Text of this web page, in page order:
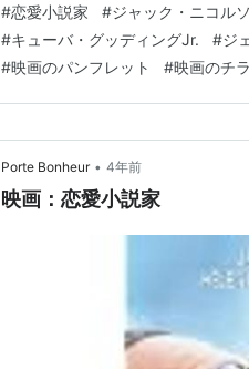
りに演技派としての本領発揮した
切ない女心を描いた作品は、すべて
#恋愛小説家 #ジャック・ニコル
#キューバ・グッディングJr. #ジ
#映画のパンフレット #映画のチ
Porte Bonheur • 4年前
映画：恋愛小説家